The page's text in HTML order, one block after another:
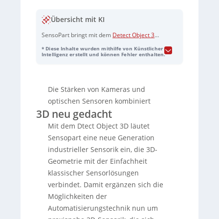
Übersicht mit KI
SensoPart bringt mit dem Detect Object 3D
Industrieautomatisierung auf den Markt,
Lücke zwischen klassischer optischer
Sensorik (oft an Grenzen bei Varianten,
Lageänderungen, Materialzuständen) und
3D-Vision-Systemen (häufig hoher
Integrations- und Softwareaufwand)
schließen. Gleichzeitig ordnet SensoPart
seine optischen Sensoren in der neuen
Presence,Detect Color, Detect Distance
undDetect Object 3D. Bestehende Produkte
bleiben funktional unverändert, die Struktur
wird jedoch einheitlicher und
übersichtlicher. Technisch arbeitet der
Detect Object 3D mit Stereovision und
* Diese Inhalte wurden mithilfe von Künstlicher
Intelligenz erstellt und können Fehler enthalten.
Die Stärken von Kameras und
optischen Sensoren kombiniert
3D neu gedacht
Mit dem Dtect Object 3D läutet
Sensopart eine neue Generation
industrieller Sensorik ein, die 3D-
Geometrie mit der Einfachheit
klassischer Sensorlösungen
verbindet. Damit ergänzen sich die
Möglichkeiten der
Automatisierungstechnik nun um